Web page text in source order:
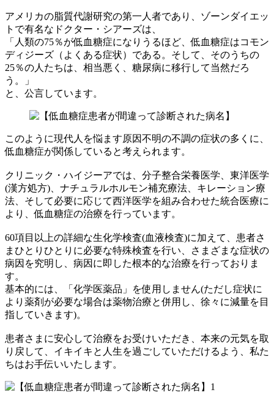
アメリカの脂質代謝研究の第一人者であり、ゾーンダイエッ
トで有名なドクター・シアーズは、
「人類の75％が低血糖症になりうるほど、低血糖症はコモン
ディジーズ（よくある症状）である。そして、そのうちの
25％の人たちは、相当悪く、糖尿病に移行して当然だろ
う。」
と、公言しています。
このように現代人を悩ます原因不明の不調の症状の多くに、
低血糖症が関係していると考えられます。
クリニック・ハイジーアでは、分子整合栄養医学、東洋医学
(漢方処方)、ナチュラルホルモン補充療法、キレーション療
法、そして必要に応じて西洋医学を組み合わせた統合医療に
より、低血糖症の治療を行っています。
60項目以上の詳細な生化学検査(血液検査)に加えて、患者さ
まひとりひとりに必要な特殊検査を行い、さまざまな症状の
病因を究明し、病因に即した根本的な治療を行っておりま
す。
基本的には、「化学医薬品」を使用しません(ただし症状に
より薬剤が必要な場合は薬物治療と併用し、徐々に減量を目
指していきます)。
患者さまに安心して治療をお受けいただき、本来の元気を取
り戻して、イキイキと人生を過ごしていただけるよう、私た
ちはお手伝いいたします。